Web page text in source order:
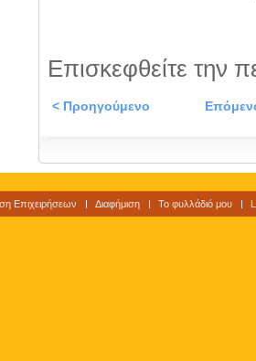
Επισκεφθείτε την
< Προηγούμενο
Επιχειρήσεων Διαφήμιση Το φυλλάδιό μου